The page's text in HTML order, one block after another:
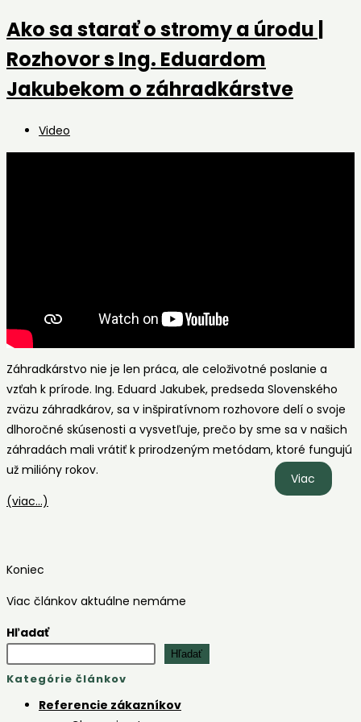
Ako sa starať o stromy a úrodu |
Rozhovor s Ing. Eduardom
Jakubekom o záhradkárstve
Post
category:
Video
Záhradkárstvo nie je len práca, ale celoživotné poslanie a
vzťah k prírode. Ing. Eduard Jakubek, predseda Slovenského
zväzu záhradkárov, sa v inšpiratívnom rozhovore delí o svoje
dlhoročné skúsenosti a vysvetľuje, prečo by sme sa v našich
záhradách mali vrátiť k prirodzeným metódam, ktoré fungujú
už milióny rokov.
(viac…)
Viac Ako
sa
Koniec
Viac článkov aktuálne nemáme
Hľadať
Hľadať
Kategórie článkov
Referencie zákazníkov